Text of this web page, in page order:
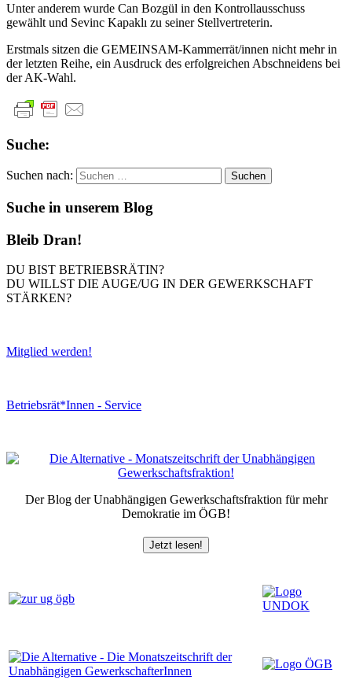
Unter anderem wurde Can Bozgül in den Kontrollausschuss
gewählt und Sevinc Kapaklı zu seiner Stellvertreterin.
Erstmals sitzen die GEMEINSAM-Kammerrät/innen nicht mehr in
der letzten Reihe, ein Ausdruck des erfolgreichen Abschneidens bei
der AK-Wahl.
Suche:
Suchen nach:
Suche in unserem Blog
Bleib Dran!
DU BIST BETRIEBSRÄTIN?
DU WILLST DIE AUGE/UG IN DER GEWERKSCHAFT
STÄRKEN?
Mitglied werden!
Betriebsrät*Innen - Service
Der Blog der Unabhängigen Gewerkschaftsfraktion für mehr
Demokratie im ÖGB!
Jetzt lesen!